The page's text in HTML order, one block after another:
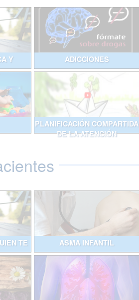
Y
ADICCIONES
PLANIFICACIÓN COMPARTIDA
DE LA ATENCIÓN
TE
ASMA INFANTIL